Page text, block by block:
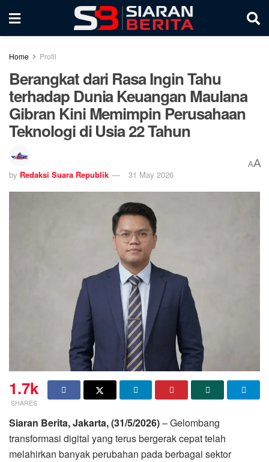
Home Profil
Berangkat dari Rasa Ingin Tahu
terhadap Dunia Keuangan Maulana
Gibran Kini Memimpin Perusahaan
Teknologi di Usia 22 Tahun
by Redaksi Suara Republik 31 May 2026
AA
1.7k
SHARES
Siaran Berita, Jakarta, (31/5/2026)– Gelombang
transformasi digital yang terus bergerak cepat telah
melahirkan banyak perubahan pada berbagai sektor